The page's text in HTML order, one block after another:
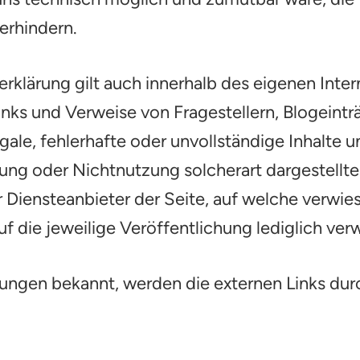
gilt auch innerhalb des eigenen
und Verweise von Fragestellern,
fehlerhafte oder unvollständige Inhalte
oder Nichtnutzung solcherart
der Seite, auf welche
die jeweilige Veröffentlichung lediglich
bekannt, werden die externen Links